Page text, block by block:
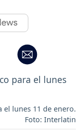
el lunes 11 de enero.
Foto: Interlatin